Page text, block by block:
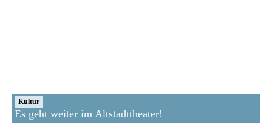
Kultur
Es geht weiter im Altstadttheater!